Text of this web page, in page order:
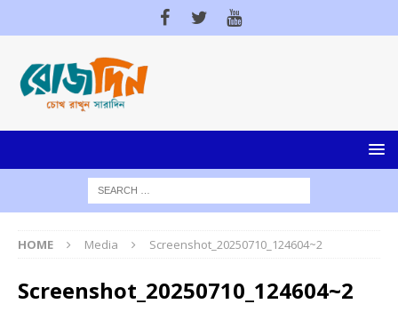
HOME Media Screenshot_20250710_124604~2
Screenshot_20250710_124604~2